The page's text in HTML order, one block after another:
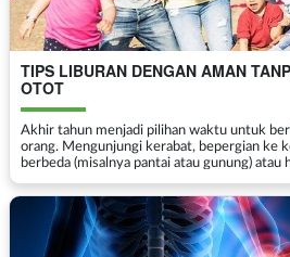
TIPS LIBURAN DENGAN AMAN
OTOT
Akhir tahun menjadi pilihan waktu untuk
orang. Mengunjungi kerabat, bepergian ke
berbeda (misalnya pantai atau gunung) atau